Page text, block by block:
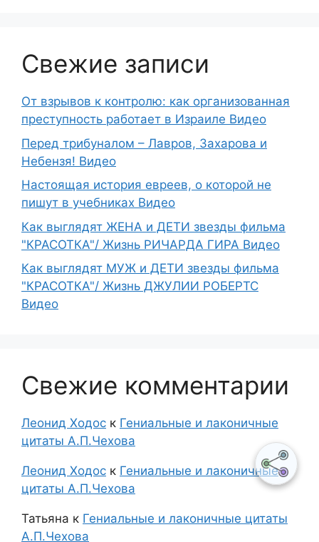
Свежие записи
От взрывов к контролю: как организованная
преступность работает в Израиле Видео
Перед трибуналом – Лавров, Захарова и
Небензя! Видео
Настоящая история евреев, о которой не
пишут в учебниках Видео
Как выглядят ЖЕНА и ДЕТИ звезды фильма
"КРАСОТКА"/ Жизнь РИЧАРДА ГИРА Видео
Как выглядят МУЖ и ДЕТИ звезды фильма
"КРАСОТКА"/ Жизнь ДЖУЛИИ РОБЕРТС
Видео
Свежие комментарии
Леонид Ходос к Гениальные и лаконичные
цитаты А.П.Чехова
Леонид Ходос к Гениальные и лаконичные
цитаты А.П.Чехова
Татьяна к Гениальные и лаконичные цитаты
А.П.Чехова